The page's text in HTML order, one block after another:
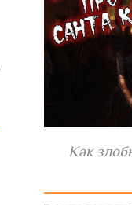
Как